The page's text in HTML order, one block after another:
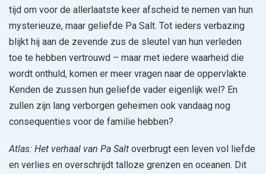
tijd om voor de allerlaatste keer afscheid te nemen van hun
mysterieuze, maar geliefde Pa Salt. Tot ieders verbazing
blijkt hij aan de zevende zus de sleutel van hun verleden
toe te hebben vertrouwd – maar met iedere waarheid die
wordt onthuld, komen er meer vragen naar de oppervlakte.
Kenden de zussen hun geliefde vader eigenlijk wel? En
zullen zijn lang verborgen geheimen ook vandaag nog
consequenties voor de familie hebben?
Atlas: Het verhaal van Pa Salt overbrugt een leven vol liefde
en verlies en overschrijdt talloze grenzen en oceanen. Dit